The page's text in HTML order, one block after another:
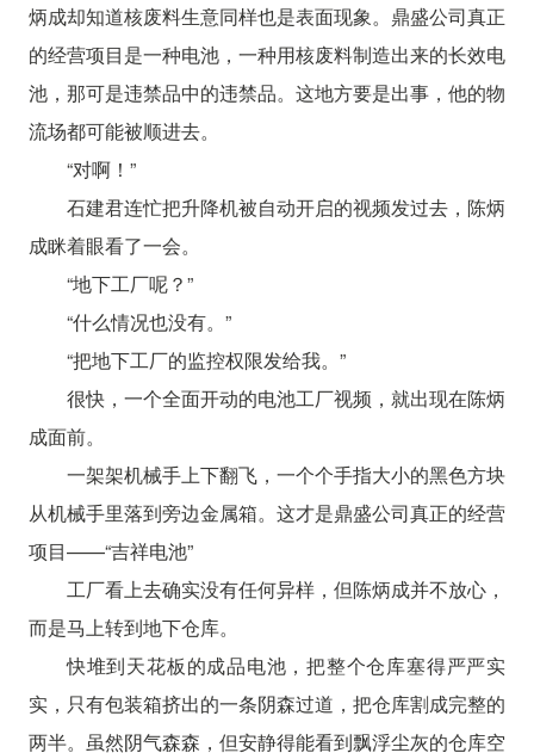
炳成却知道核废料生意同样也是表面现象。鼎盛公司真正
的经营项目是一种电池，一种用核废料制造出来的长效电
池，那可是违禁品中的违禁品。这地方要是出事，他的物
流场都可能被顺进去。
“对啊！”
石建君连忙把升降机被自动开启的视频发过去，陈炳
成眯着眼看了一会。
“地下工厂呢？”
“什么情况也没有。”
“把地下工厂的监控权限发给我。”
很快，一个全面开动的电池工厂视频，就出现在陈炳
成面前。
一架架机械手上下翻飞，一个个手指大小的黑色方块
从机械手里落到旁边金属箱。这才是鼎盛公司真正的经营
项目——“吉祥电池”
工厂看上去确实没有任何异样，但陈炳成并不放心，
而是马上转到地下仓库。
快堆到天花板的成品电池，把整个仓库塞得严严实
实，只有包装箱挤出的一条阴森过道，把仓库割成完整的
两半。虽然阴气森森，但安静得能看到飘浮尘灰的仓库空